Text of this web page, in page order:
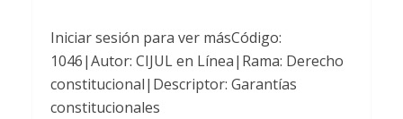
Iniciar sesión para ver másCódigo:
1046|Autor: CIJUL en Línea|Rama: Derecho
constitucional|Descriptor: Garantías
constitucionales